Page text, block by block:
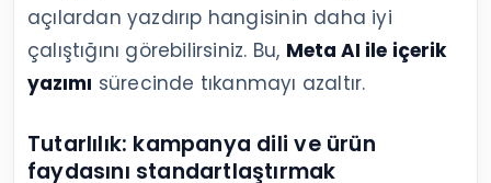
açılardan yazdırıp hangisinin daha iyi
çalıştığını görebilirsiniz. Bu, Meta AI ile içerik
yazımı sürecinde tıkanmayı azaltır.
Tutarlılık: kampanya dili ve ürün
faydasını standartlaştırmak